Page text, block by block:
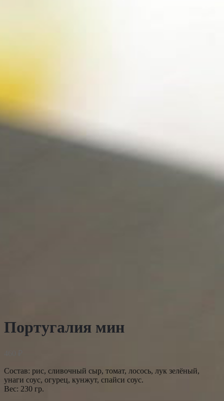
Португалия мин
Состав: рис, сливочный сыр, томат, лосось, лук зелёный,
унаги соус, огурец, кунжут, спайси соус.
Вес: 230 гр.